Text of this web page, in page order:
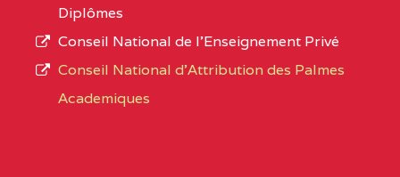
Diplômes
Conseil National de l’Enseignement Privé
Conseil National d'Attribution des Palmes
Academiques